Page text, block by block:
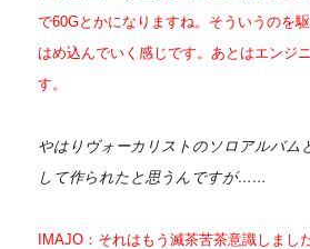
で60Gとかになりますね。そういうのを
はめ込んでいく感じです。 あとはエンジ
す。
やはりヴォーカリストのソロアルバム
して作られたと思うんですが……
IMAJO：それはもう滅茶苦茶意識しまし